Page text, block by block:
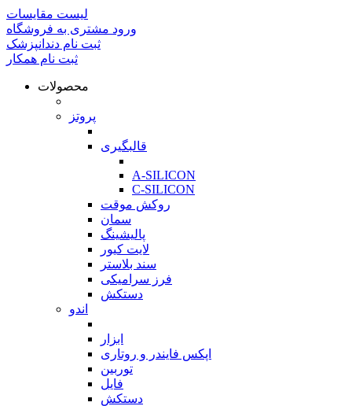
لیست مقایسات
ورود مشتری به فروشگاه
ثبت نام دندانپزشک
ثبت نام همکار
محصولات
پروتز
قالبگیری
A-SILICON
C-SILICON
روکش موقت
سمان
پالیشینگ
لایت کیور
سند بلاستر
فرز سرامیکی
دستکش
اندو
ابزار
اپکس فایندر و روتاری
توربین
فایل
دستکش